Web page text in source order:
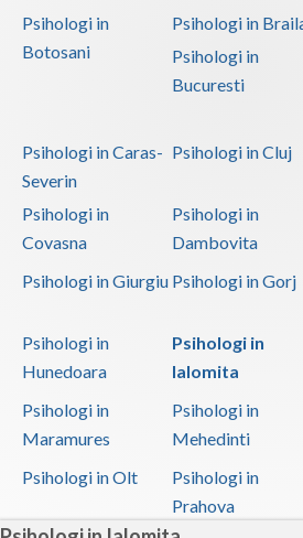
Psihologi in
Botosani
Psihologi in
Psihologi in
Bucuresti
Psihologi in Caras-
Severin
Psihologi in Cluj
Psihologi in
Covasna
Psihologi in
Dambovita
Psihologi in Giurgiu Psihologi in Gorj
Psihologi in
Hunedoara
Psihologi in
Ialomita
Psihologi in
Maramures
Psihologi in
Mehedinti
Psihologi in Olt
Psihologi in
Prahova